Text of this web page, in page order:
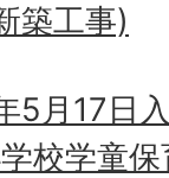
築工事)
5月17日
校学童